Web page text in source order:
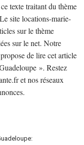
texte traitant du thème
site locations-marie-
sur le thème
sur le net. Notre
de lire cet article
». Restez
et nos réseaux